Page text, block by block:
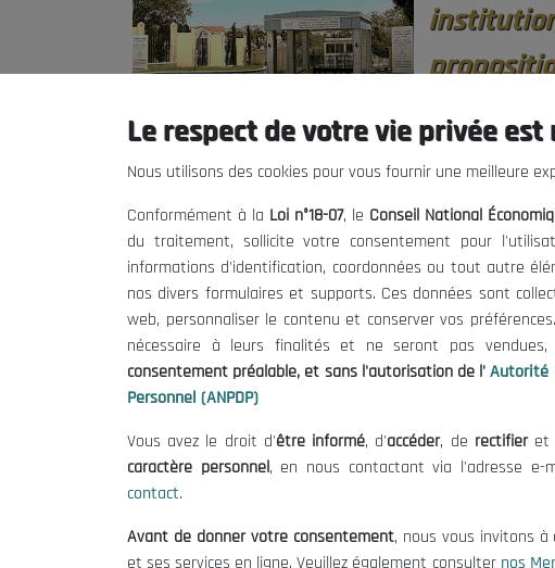
nation,
• La participation de la société civile à la
• L’évaluation et l'étude des questions d'intérêt
• La formulation des propositions et des
ArFr 10/03/2022
Le respect de votre vie privée
Nous utilisons des cookies pour vous fournir une meilleure
Conformément à la Loi n°18-07, le Conseil National
du traitement, sollicite votre consentement pour
informations d'identification, coordonnées ou tout autre
nos divers formulaires et supports. Ces données sont
web, personnaliser le contenu et conserver vos
nécessaire à leurs finalités et ne seront pas
consentement préalable, et sans l'autorisation de l' Autorité
Personnel (ANPDP)
Vous avez le droit d'être informé, d'accéder, de rectifieret
caractère personnel, en nous contactant via l'adresse e-
contact.
Avant de donner votre consentement, nous vous invitons à
et ses services en ligne. Veuillez également consulter nos